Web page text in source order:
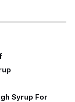
Syrup For